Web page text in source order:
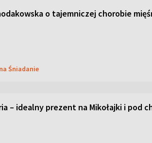
o tajemniczej chorobie
Śniadanie
– idealny prezent na Mikołajki i pod